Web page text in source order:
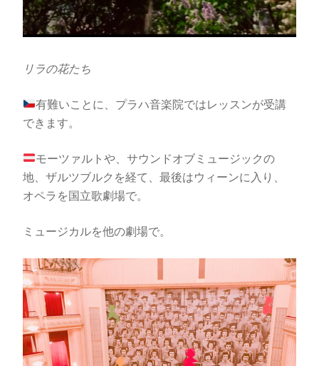
リラの花たち
有難いことに、プラハ音楽院ではレッスンが受講
できます。
モーツァルトや、サウンドオブミュージックの
地、ザルツブルクを経て、最後はウィーンに入り、
オペラを国立歌劇場で。
ミュージカルを他の劇場で。